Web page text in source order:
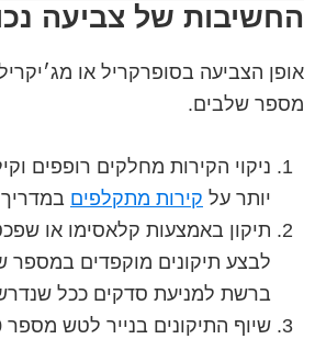
החשיבות של צביעה
אופן הצביעה בסופרקריל או
מספר שלבים.
ניקוי הקירות מחלקים רופפים
יותר על קירות מתקלפים
תיקון באמצעות קלאסימו או
לבצע תיקונים מוקפדים במספר
ברשת למניעת סדקים ככל